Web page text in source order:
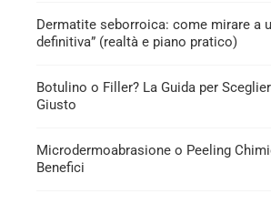
Dermatite seborroica: come mirare a
definitiva” (realtà e piano pratico)
Botulino o Filler? La Guida per
Giusto
Microdermoabrasione o Peeling
Benefici